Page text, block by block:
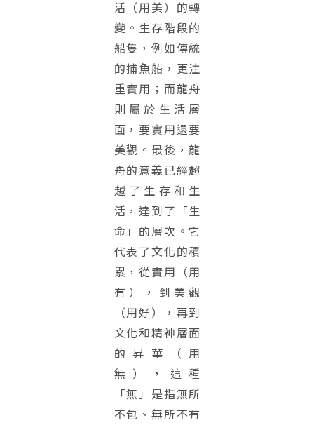
活（用美）的轉
變。生存階段的
船隻，例如傳統
的捕魚船，更注
重實用；而龍舟
則屬於生活層
面，要實用還要
美觀。最後，龍
舟的意義已經超
越了生存和生
活，達到了「生
命」的層次。它
代表了文化的積
累，從實用（用
有），到美觀
（用好），再到
文化和精神層面
的昇華（用
無），這種
「無」是指無所
不包、無所不有